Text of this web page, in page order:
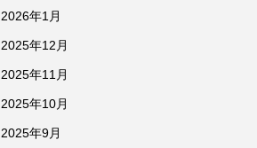
2026年1月
2025年12月
2025年11月
2025年10月
2025年9月